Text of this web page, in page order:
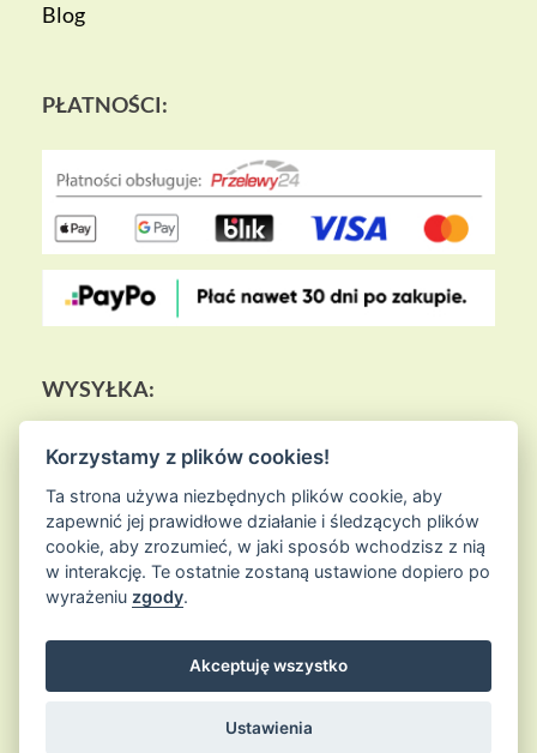
Blog
PŁATNOŚCI:
WYSYŁKA:
© 2026Sklep Ziołowa Wyspais proudly powered by
Entries (RSS) and Comments (RSS)
Korzystamy z plików cookies!
Ta strona używa niezbędnych plików cookie, aby
zapewnić jej prawidłowe działanie i śledzących plików
cookie, aby zrozumieć, w jaki sposób wchodzisz z nią
w interakcję. Te ostatnie zostaną ustawione dopiero po
wyrażeniu zgody.
Akceptuję wszystko
Ustawienia